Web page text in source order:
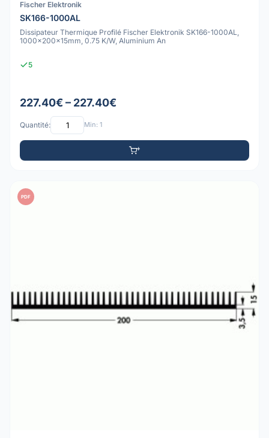
Fischer Elektronik
SK166-1000AL
Dissipateur Thermique Profilé Fischer Elektronik SK166-1000AL,
1000x200x15mm, 0.75 K/W, Aluminium An
5
227.40€ – 227.40€
Quantité: Min: 1
PDF